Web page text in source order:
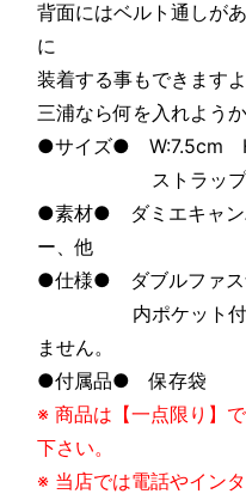
背面にはベルト通しが
に
装着する事もできます
三浦なら何を入れようか
●サイズ● W:7.5cm
ストラップ長
●素材● ダミエキャン
ー、他
●仕様● ダブルファス
内ポケット付、ス
ません。
●付属品● 保存袋
※ 商品は【一点限り】
下さい。
※ 当店では電話やイン